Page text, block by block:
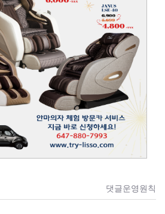
댓글운영원칙